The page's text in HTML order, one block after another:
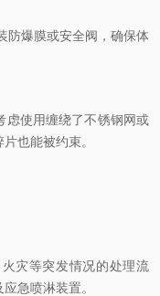
爆膜或安全阀，确保体
使用缠绕了不锈钢网或
也能被约束。
灾等突发情况的处理流
急喷淋装置。